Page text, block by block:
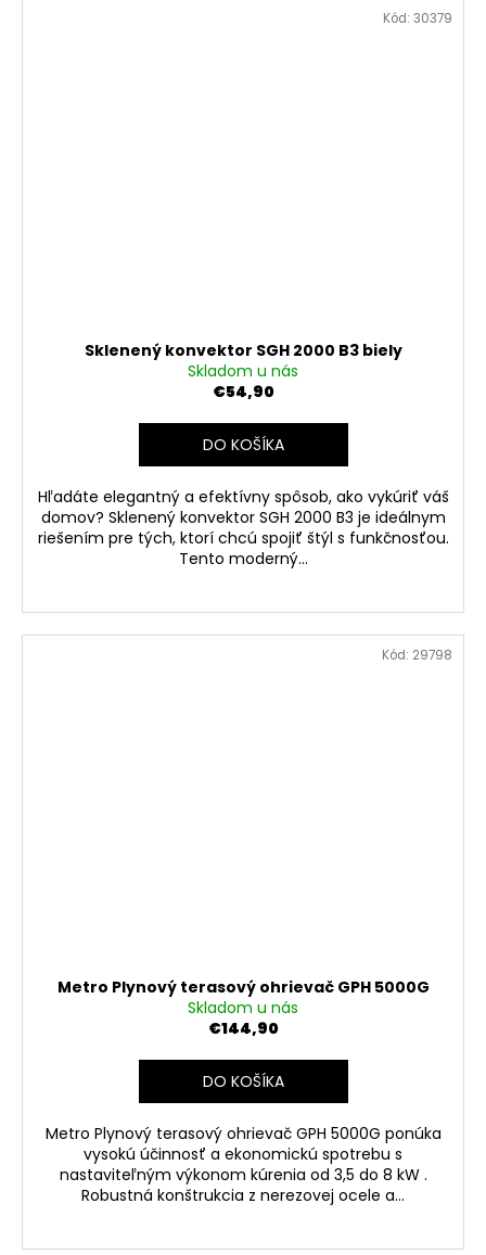
Sklenený konvektor SGH 2000 B3 biely
Skladom u nás
€54,90
DO KOŠÍKA
Hľadáte elegantný a efektívny spôsob, ako vykúriť váš
domov? Sklenený konvektor SGH 2000 B3 je ideálnym
riešením pre tých, ktorí chcú spojiť štýl s funkčnosťou.
Tento moderný...
Kód: 30379
Metro Plynový terasový ohrievač GPH 5000G
Skladom u nás
€144,90
DO KOŠÍKA
Metro Plynový terasový ohrievač GPH 5000G ponúka
vysokú účinnosť a ekonomickú spotrebu s
nastaviteľným výkonom kúrenia od 3,5 do 8 kW .
Robustná konštrukcia z nerezovej ocele a...
Kód: 29798